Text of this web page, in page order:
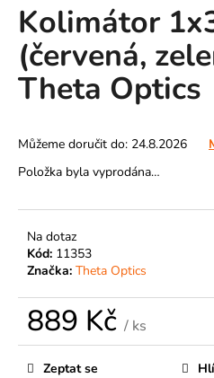
Kolimátor
(červená,
Theta Optics
Můžeme doručit do: 24.8.2026
Položka byla vyprodána…
Na dotaz
Kód: 11353
Značka: Theta Optics
889 Kč / ks
Měrná
cena:Zeptat se
HLEDAT
D
p
o
r
u
j
e
m
e